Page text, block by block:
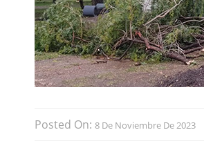
Posted On: 8 De Noviembre De 2023